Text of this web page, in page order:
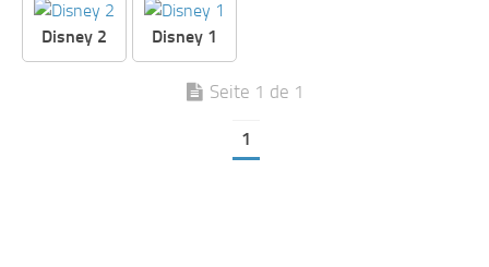
Disney 2 Disney 1
Seite 1 de 1
1